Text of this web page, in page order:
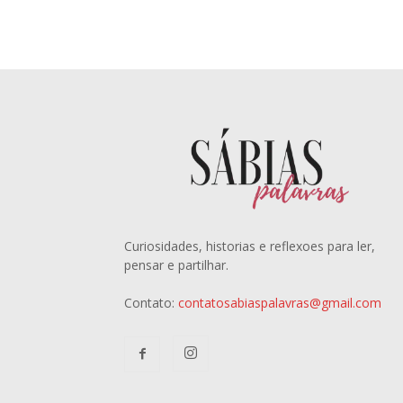
Curiosidades, historias e reflexoes para ler,
pensar e partilhar.
Contato: contatosabiaspalavras@gmail.com